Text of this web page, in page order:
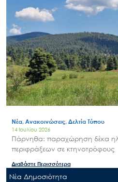
Νέα, Ανακοινώσεις, Δελτία Τύπου
14 Ιουλίου 2026
Πάρνηθα: παραχώρηση δέκα
περιφράξεων σε κτηνοτρόφους
Διαβάστε Περισσότερα
Nέα Δημοσιότητα